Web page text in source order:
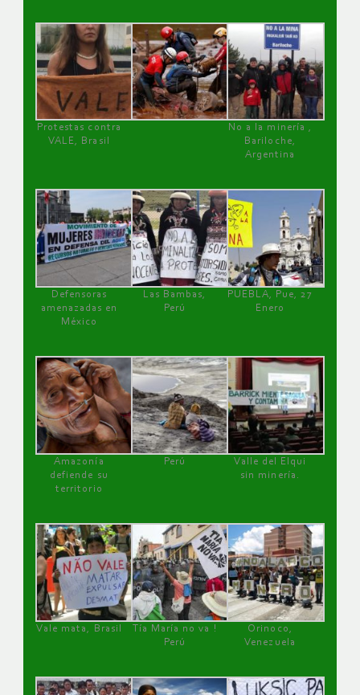
Protestas contra
VALE, Brasil
No a la minería ,
Bariloche,
Argentina
Defensoras
amenazadas en
México
Las Bambas,
Perú
PUEBLA, Pue, 27
Enero
Amazonía
defiende su
territorio
Perú
Valle del Elqui
sin minería.
Vale mata, Brasil
Tía María no va !
Perú
Orinoco,
Venezuela